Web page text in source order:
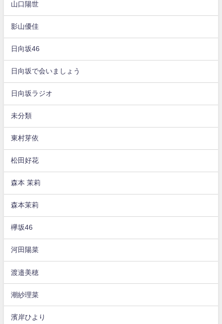
山口陽世
影山優佳
日向坂46
日向坂で会いましょう
日向坂ラジオ
未分類
東村芽依
松田好花
森本 茉莉
森本茉莉
欅坂46
河田陽菜
渡邉美穂
潮紗理菜
濱岸ひより